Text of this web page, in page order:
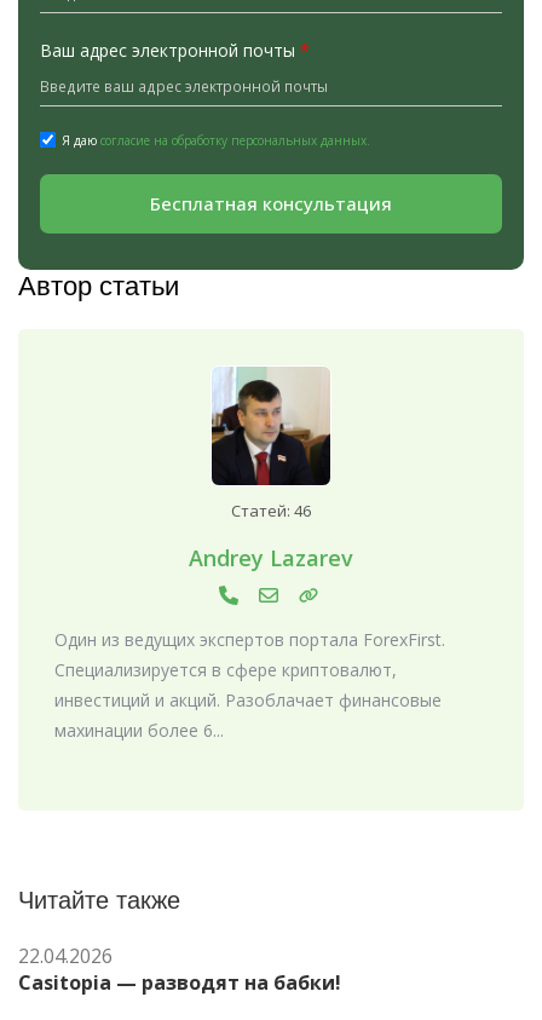
Ваш адрес электронной почты *
Я даю согласие на обработку персональных данных.
Бесплатная консультация
Автор статьи
Статей: 46
Andrey Lazarev
Один из ведущих экспертов портала ForexFirst.
Специализируется в сфере криптовалют,
инвестиций и акций. Разоблачает финансовые
махинации более 6...
Читайте также
22.04.2026
Casitopia — разводят на бабки!